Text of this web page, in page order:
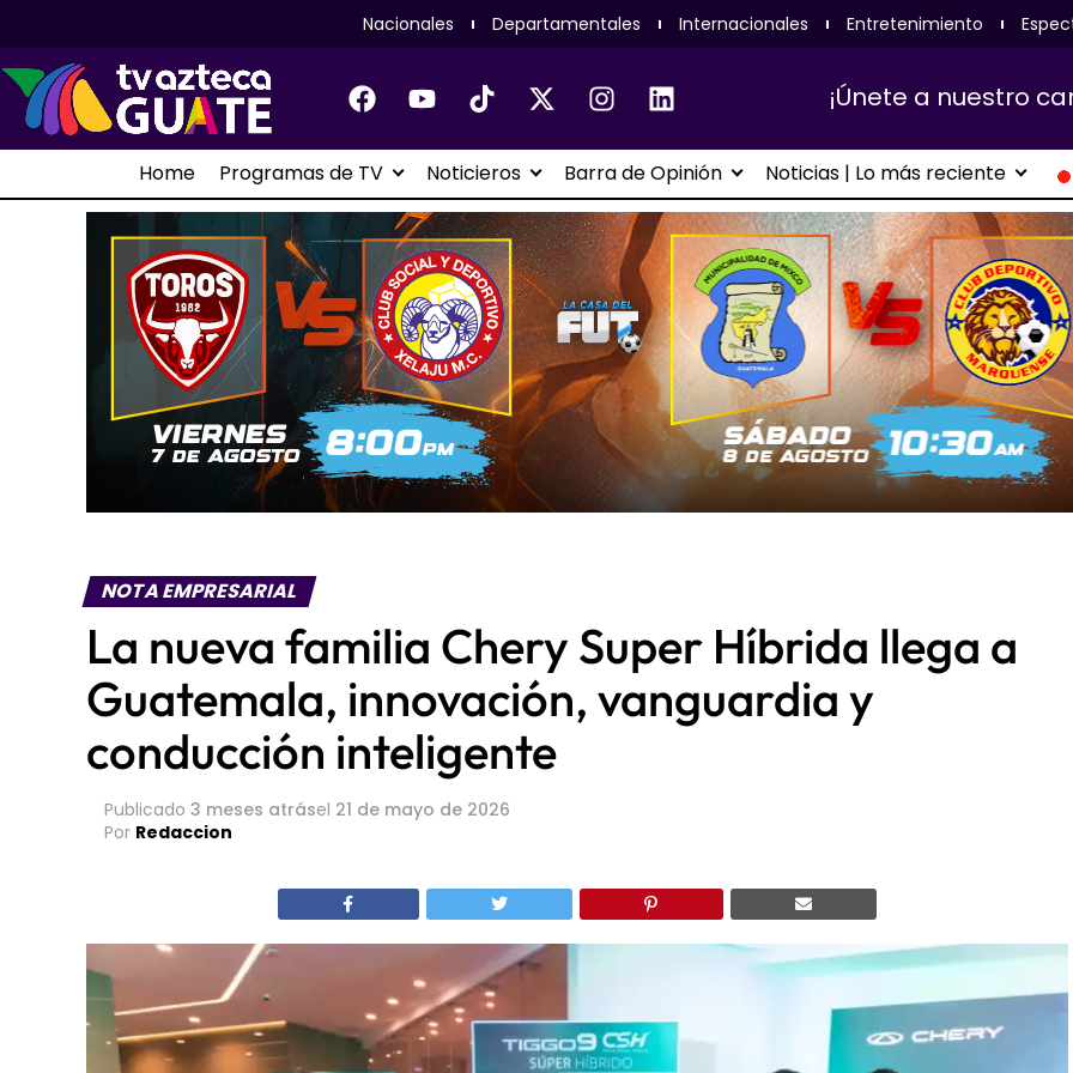
Nacionales Departamentales Internacionales Entretenimiento
¡Únete a nuestro
Home Programas de TV Noticieros Barra de Opinión Noticias | Lo más reciente
NOTA EMPRESARIAL
La nueva familia Chery Super Híbrida llega a
Guatemala, innovación, vanguardia y
conducción inteligente
Publicado 3 meses atrásel 21 de mayo de 2026
Por Redaccion